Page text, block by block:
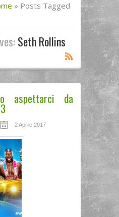
» Posts Tagged
Seth Rollins
aspettarci da
2 Aprile 2017